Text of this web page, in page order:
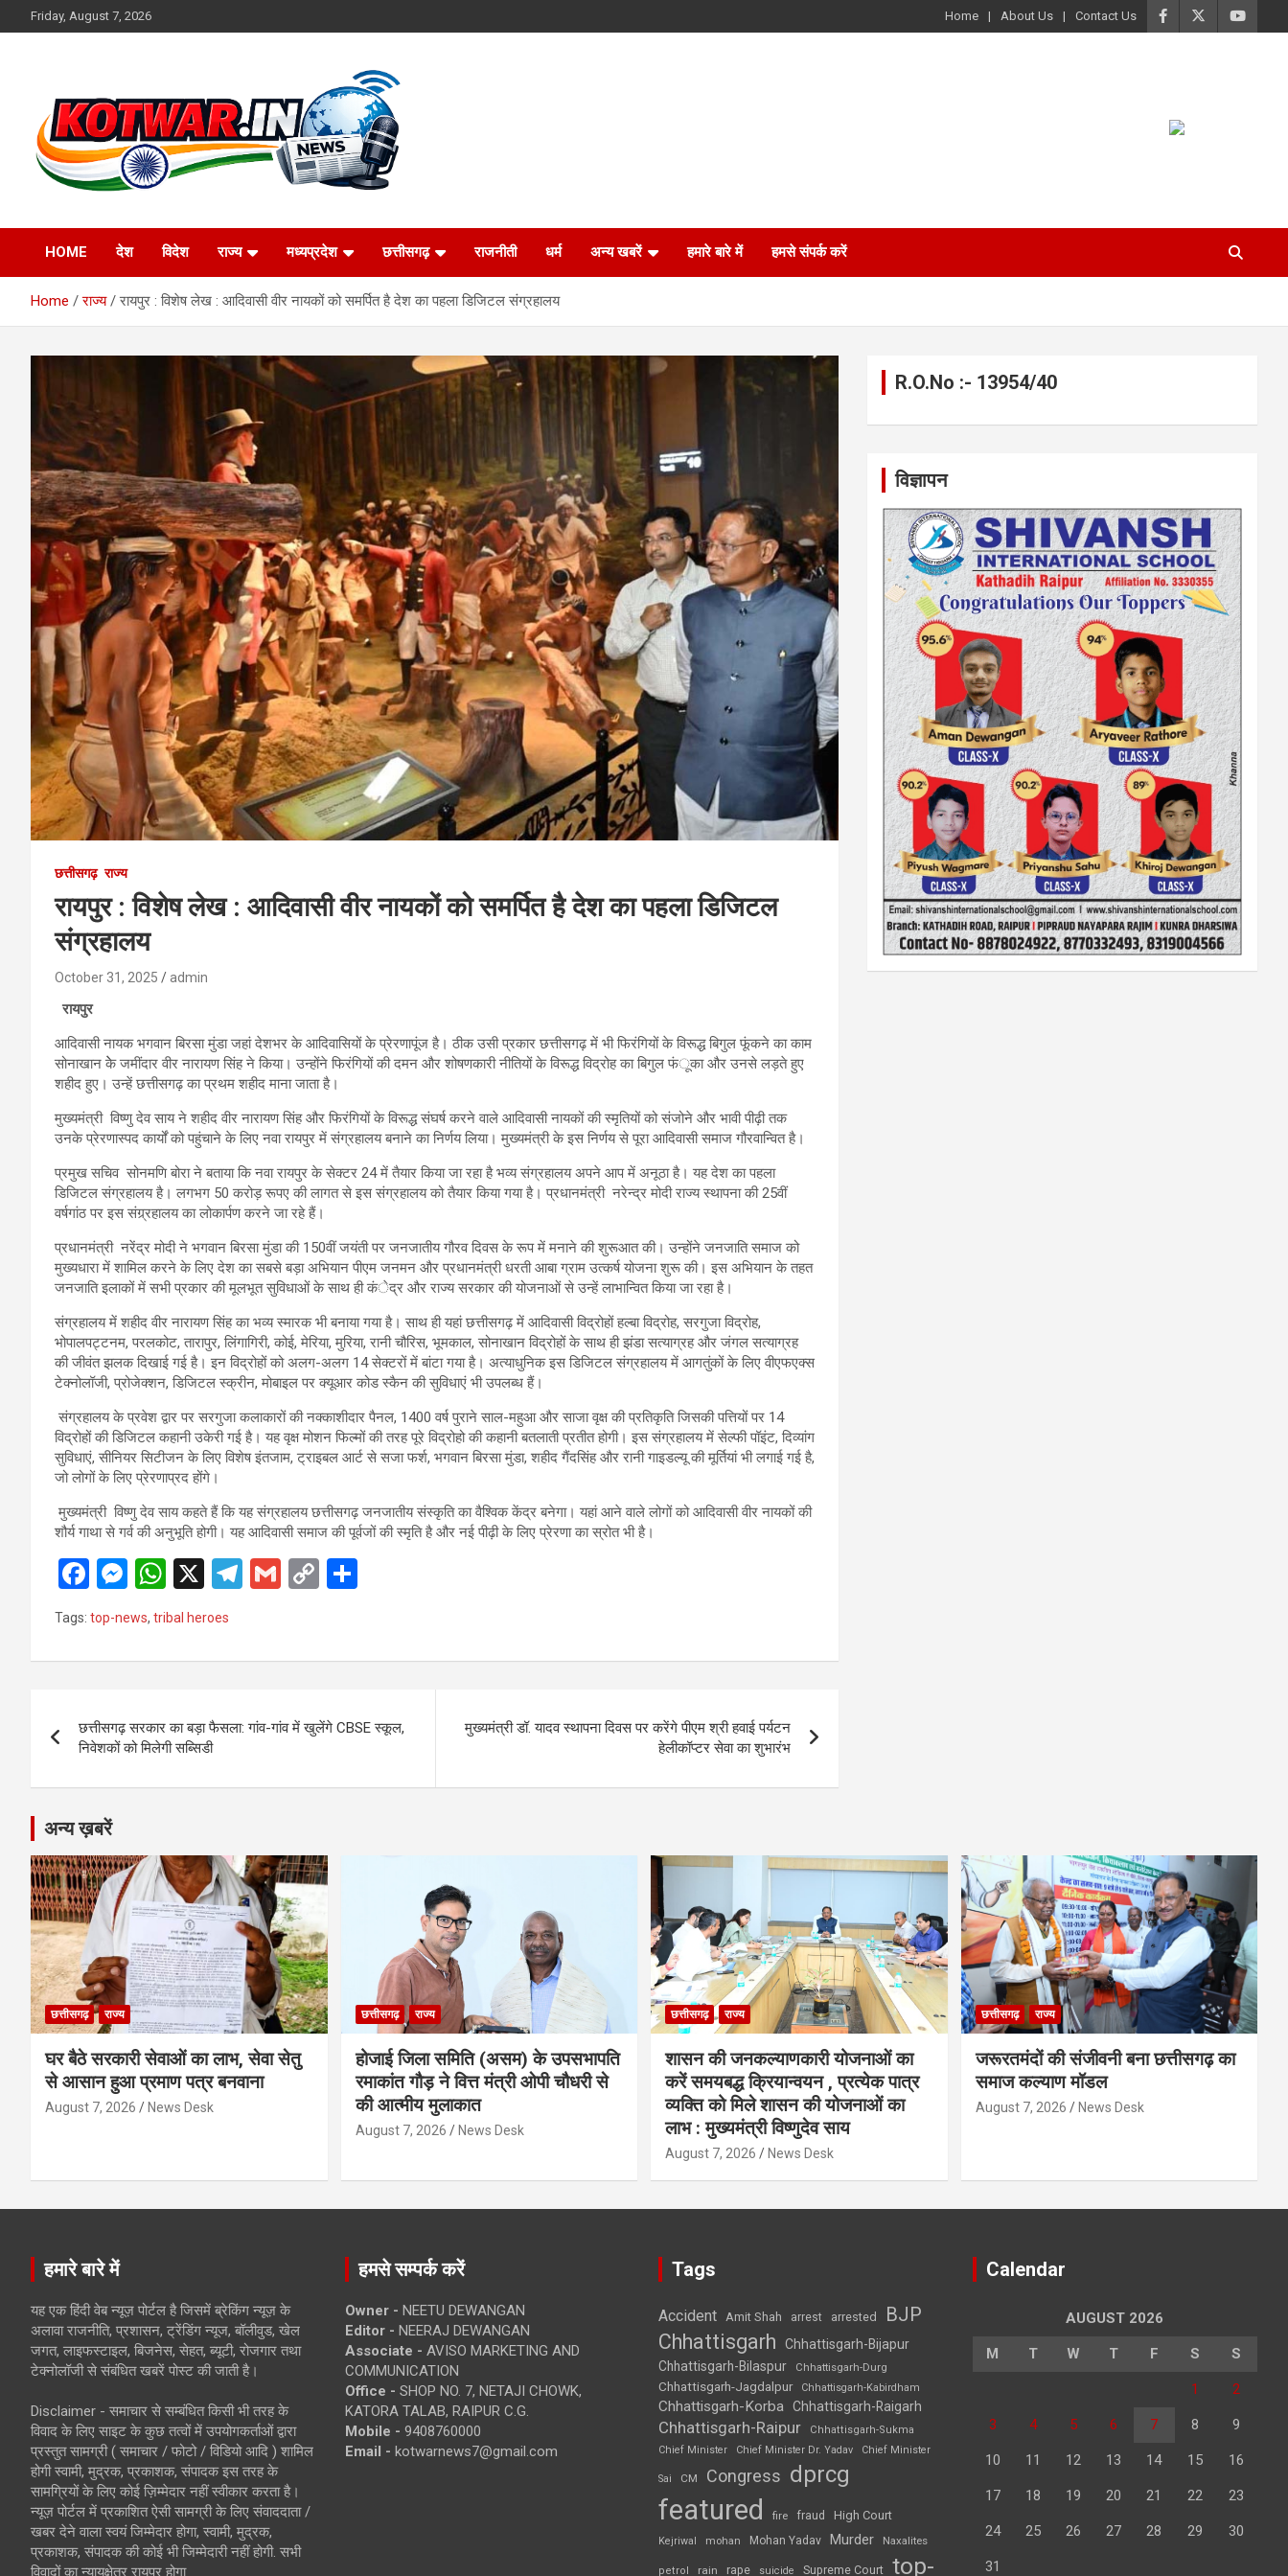
to
Friday, August 7, 2026 Home About Us Contact Us
kotwar.in
HOME देश विदेश राज्य मध्यप्रदेश छत्तीसगढ़ राजनीती धर्म अन्य खबरें हमारे बारे में हमसे संपर्क करें
Home राज्य रायपुर : विशेष लेख : आदिवासी वीर नायकों को समर्पित है देश का पहला डिजिटल संग्रहालय
छत्तीसगढ़ राज्य
रायपुर : विशेष लेख : आदिवासी वीर नायकों को समर्पित है देश का पहला डिजिटल
संग्रहालय
October 31, 2025 admin
रायपुर
आदिवासी नायक भगवान बिरसा मुंडा जहां देशभर के आदिवासियों के प्रेरणापूंज है। ठीक उसी प्रकार छत्तीसगढ़ में भी फिरंगियों के विरूद्ध बिगुल फूंकने का काम
सोनाखान केे जमींदार वीर नारायण सिंह ने किया। उन्होंने फिरंगियों की दमन और शोषणकारी नीतियों के विरूद्ध विद्रोह का बिगुल फंूका और उनसे लड़ते हुए
शहीद हुए। उन्हें छत्तीसगढ़ का प्रथम शहीद माना जाता है।
मुख्यमंत्री विष्णु देव साय ने शहीद वीर नारायण सिंह और फिरंगियों के विरूद्ध संघर्ष करने वाले आदिवासी नायकों की स्मृतियों को संजोने और भावी पीढ़ी तक
उनके प्रेरणास्पद कार्यों को पहुंचाने के लिए नवा रायपुर में संग्रहालय बनाने का निर्णय लिया। मुख्यमंत्री के इस निर्णय से पूरा आदिवासी समाज गौरवान्वित है।
प्रमुख सचिव सोनमणि बोरा ने बताया कि नवा रायपुर के सेक्टर 24 में तैयार किया जा रहा है भव्य संग्रहालय अपने आप में अनूठा है। यह देश का पहला
डिजिटल संग्रहालय है। लगभग 50 करोड़ रूपए की लागत से इस संग्रहालय को तैयार किया गया है। प्रधानमंत्री नरेन्द्र मोदी राज्य स्थापना की 25वीं
वर्षगांठ पर इस संग्र्रहालय का लोकार्पण करने जा रहे हैं।
प्रधानमंत्री नरेंद्र मोदी ने भगवान बिरसा मुंडा की 150वीं जयंती पर जनजातीय गौरव दिवस के रूप में मनाने की शुरूआत की। उन्होंने जनजाति समाज को
मुख्यधारा में शामिल करने के लिए देश का सबसे बड़ा अभियान पीएम जनमन और प्रधानमंत्री धरती आबा ग्राम उत्कर्ष योजना शुरू की। इस अभियान के तहत
जनजाति इलाकों में सभी प्रकार की मूलभूत सुविधाओं के साथ ही कंेद्र और राज्य सरकार की योजनाओं से उन्हें लाभान्वित किया जा रहा है।
संग्रहालय में शहीद वीर नारायण सिंह का भव्य स्मारक भी बनाया गया है। साथ ही यहां छत्तीसगढ़ में आदिवासी विद्रोहों हल्बा विद्रोह, सरगुजा विद्रोह,
भोपालपट्टनम, परलकोट, तारापुर, लिंगागिरी, कोई, मेरिया, मुरिया, रानी चौरिस, भूमकाल, सोनाखान विद्रोहों के साथ ही झंडा सत्याग्रह और जंगल सत्याग्रह
की जीवंत झलक दिखाई गई है। इन विद्रोहों को अलग-अलग 14 सेक्टरों में बांटा गया है। अत्याधुनिक इस डिजिटल संग्रहालय में आगतुंकों के लिए वीएफएक्स
टेक्नोलॉजी, प्रोजेक्शन, डिजिटल स्क्रीन, मोबाइल पर क्यूआर कोड स्कैन की सुविधाएं भी उपलब्ध हैं।
संग्रहालय के प्रवेश द्वार पर सरगुजा कलाकारों की नक्काशीदार पैनल, 1400 वर्ष पुराने साल-महुआ और साजा वृक्ष की प्रतिकृति जिसकी पत्तियों पर 14
विद्रोहों की डिजिटल कहानी उकेरी गई है। यह वृक्ष मोशन फिल्मों की तरह पूरे विद्रोहो की कहानी बतलाती प्रतीत होगी। इस संग्रहालय में सेल्फी पॉइंट, दिव्यांग
सुविधाएं, सीनियर सिटीजन के लिए विशेष इंतजाम, ट्राइबल आर्ट से सजा फर्श, भगवान बिरसा मुंडा, शहीद गैंदसिंह और रानी गाइडल्यू की मूर्तियां भी लगाई गई है,
जो लोगों के लिए प्रेरणाप्रद होंगे।
मुख्यमंत्री विष्णु देव साय कहते हैं कि यह संग्रहालय छत्तीसगढ़ जनजातीय संस्कृति का वैश्विक केंद्र बनेगा। यहां आने वाले लोगों को आदिवासी वीर नायकों की
शौर्य गाथा से गर्व की अनुभूति होगी। यह आदिवासी समाज की पूर्वजों की स्मृति है और नई पीढ़ी के लिए प्रेरणा का स्रोत भी है।
F
a
ce
b
o
k
M
es
se
n
er
W
h
at
s
p
p
X
T
gr
m
G
C
Li
k
e
Tags: top-news, tribal heroes
navigation
छत्तीसगढ़ सरकार का बड़ा फैसला: गांव-गांव में खुलेंगे CBSE स्कूल,
निवेशकों को मिलेगी सब्सिडी
मुख्यमंत्री डॉ. यादव स्थापना दिवस पर करेंगे पीएम श्री हवाई पर्यटन
हेलीकॉप्टर सेवा का शुभारंभ
R.O.No :- 13954/40
विज्ञापन
अन्य ख़बरें
छत्तीसगढ़ राज्य
घर बैठे सरकारी सेवाओं का लाभ, सेवा सेतु
से आसान हुआ प्रमाण पत्र बनवाना
August 7, 2026 News Desk
छत्तीसगढ़ राज्य
होजाई जिला समिति (असम) के उपसभापति
रमाकांत गौड़ ने वित्त मंत्री ओपी चौधरी से
की आत्मीय मुलाकात
August 7, 2026 News Desk
छत्तीसगढ़ राज्य
शासन की जनकल्याणकारी योजनाओं का
करें समयबद्ध क्रियान्वयन , प्रत्येक पात्र
व्यक्ति को मिले शासन की योजनाओं का
लाभ : मुख्यमंत्री विष्णुदेव साय
August 7, 2026 News Desk
छत्तीसगढ़ राज्य
जरूरतमंदों की संजीवनी बना छत्तीसगढ़ का
समाज कल्याण मॉडल
August 7, 2026 News Desk
हमारे बारे में
यह एक हिंदी वेब न्यूज़ पोर्टल है जिसमें ब्रेकिंग न्यूज़ के
अलावा राजनीति, प्रशासन, ट्रेंडिंग न्यूज, बॉलीवुड, खेल
जगत, लाइफस्टाइल, बिजनेस, सेहत, ब्यूटी, रोजगार तथा
टेक्नोलॉजी से संबंधित खबरें पोस्ट की जाती है।
Disclaimer - समाचार से सम्बंधित किसी भी तरह के
विवाद के लिए साइट के कुछ तत्वों में उपयोगकर्ताओं द्वारा
प्रस्तुत सामग्री ( समाचार / फोटो / विडियो आदि ) शामिल
होगी स्वामी, मुद्रक, प्रकाशक, संपादक इस तरह के
सामग्रियों के लिए कोई ज़िम्मेदार नहीं स्वीकार करता है।
न्यूज़ पोर्टल में प्रकाशित ऐसी सामग्री के लिए संवाददाता /
खबर देने वाला स्वयं जिम्मेदार होगा, स्वामी, मुद्रक,
प्रकाशक, संपादक की कोई भी जिम्मेदारी नहीं होगी. सभी
विवादों का न्यायक्षेत्र रायपुर होगा
हमसे सम्पर्क करें
Owner - NEETU DEWANGAN
Editor - NEERAJ DEWANGAN
Associate - AVISO MARKETING AND
COMMUNICATION
Office - SHOP NO. 7, NETAJI CHOWK,
KATORA TALAB, RAIPUR C.G.
Mobile - 9408760000
Email - kotwarnews7@gmail.com
Tags
Accident Amit Shah arrest arrested BJP
Chhattisgarh
Chhattisgarh-Bijapur
Chhattisgarh-Bilaspur
Chhattisgarh-Durg
Chhattisgarh-Jagdalpur Chhattisgarh-Kabirdham
Chhattisgarh-Korba Chhattisgarh-Raigarh
Chhattisgarh-Raipur
Chhattisgarh-Sukma
Chief Minister
Chief Minister Dr. Yadav Chief Minister
Sai CM Congress dprcg
featured fire fraud High Court
Kejriwal mohan Mohan Yadav Murder Naxalites
petrol rain rape suicide Supreme Court top-
Calendar
AUGUST 2026
M T W T F S S
1 2
3 4 5 6 7 8 9
10 11 12 13 14 15 16
17 18 19 20 21 22 23
24 25 26 27 28 29 30
31